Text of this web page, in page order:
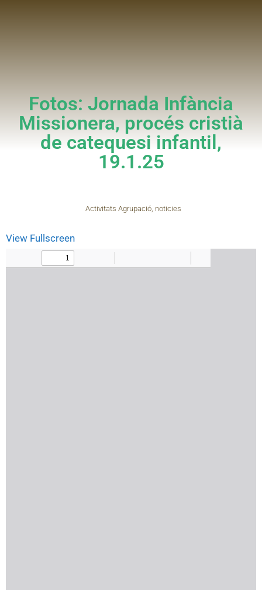
Fotos: Jornada Infància
Missionera, procés cristià
de catequesi infantil,
19.1.25
Activitats Agrupació, noticies
View Fullscreen